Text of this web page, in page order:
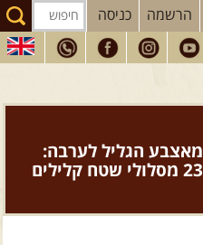
הרשמה כניסה
מאצבע הגליל לערבה:
23 מסלולי שטח קלילים